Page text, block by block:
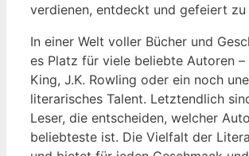
verdienen,‌ entdeckt und gefeiert zu
In einer Welt voller‌ Bücher und
es Platz für⁢ viele beliebte Autoren –
King, J.K. Rowling ⁢oder ein noch
literarisches Talent. Letztendlich
Leser, die entscheiden, welcher
beliebteste ist.⁢ Die Vielfalt der